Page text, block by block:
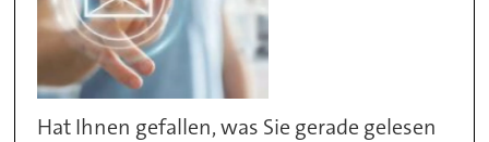
Hat Ihnen gefallen, was Sie gerade gelesen